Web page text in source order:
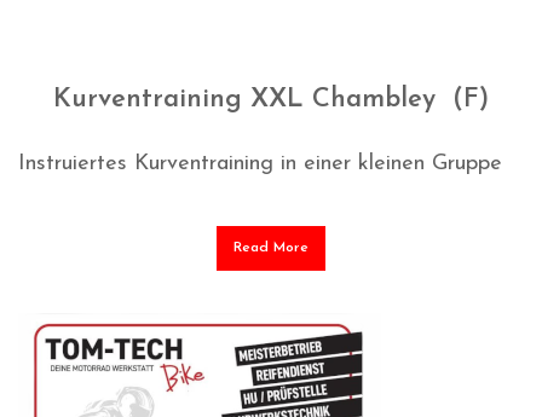
Kurventraining XXL Chambley (F)
Instruiertes Kurventraining in einer kleinen Gruppe
Read More